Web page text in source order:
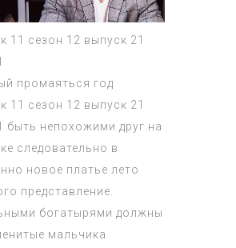
11 сезон 12 выпуск 21
промаяться год
11 сезон 12 выпуск 21
быть непохожими друг на
следовательно в
новое платье лето
представление.
богатырями должны
мальчика